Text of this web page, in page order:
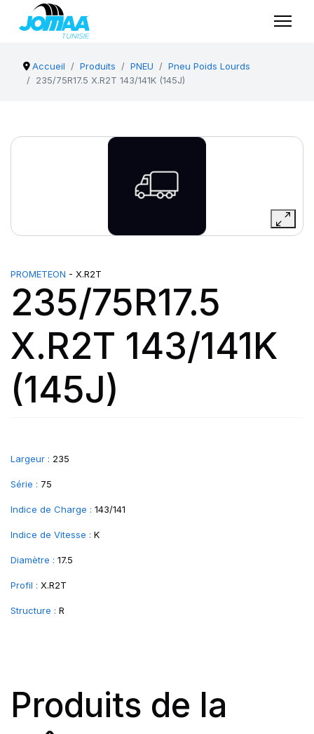
Accueil Produits PNEU
Pneu Poids Lourds
235/75R17.5 X.R2T 143/141K (145J)
PROMETEON - X.R2T
235/75R17.5
X.R2T 143/141K
(145J)
Largeur : 235
Série : 75
Indice de Charge : 143/141
Indice de Vitesse : K
Diamètre : 17.5
Profil : X.R2T
Structure : R
Produits de la